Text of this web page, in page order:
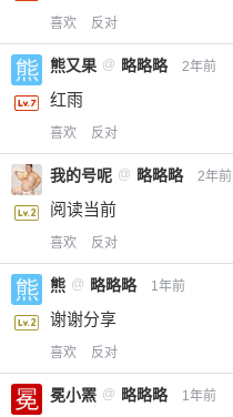
喜欢 反对
熊又果 @ 略略略 2年前
红雨
喜欢 反对
我的号呢 @ 略略略 2年前
阅读当前
喜欢 反对
熊 @ 略略略 1年前
谢谢分享
喜欢 反对
冕小罴 @ 略略略 1年前